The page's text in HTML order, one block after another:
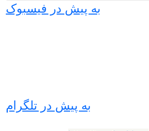
به پیش در فیسبوک
به پیش در تلگرام